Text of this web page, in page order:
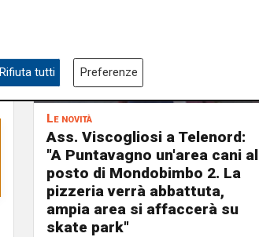
Le novità
Ass. Viscogliosi a Telenord:
"A Puntavagno un'area cani al
posto di Mondobimbo 2. La
pizzeria verrà abbattuta,
ampia area si affaccerà su
skate park"
Rifiuta tutti Preferenze